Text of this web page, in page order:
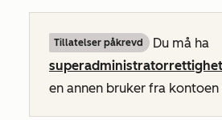
Tillatelser påkrevd
Du må ha
en annen bruker fra kontoen